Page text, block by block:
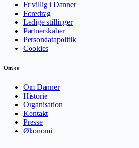
Frivillig i Danner
Foredrag
Ledige stillinger
Partnerskaber
Persondatapolitik
Cookies
Om os
Om Danner
Historie
Organisation
Kontakt
Presse
Økonomi